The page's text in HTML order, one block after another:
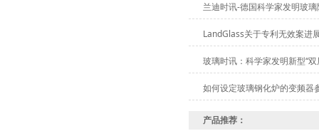
兰迪时讯-德国科学家发明玻
LandGlass关于专利无效案进
玻璃时讯：科学家发明新型“
如何设定玻璃钢化炉的变频器
产品推荐：